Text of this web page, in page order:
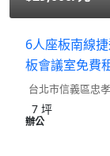
6人座板南線
板會議室免費
台北市信義區忠
7 坪
辦公